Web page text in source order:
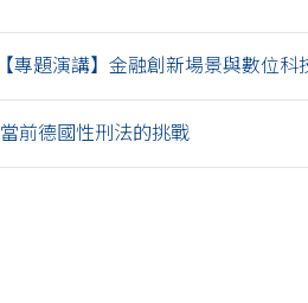
【專題演講】金融創新場景與數位科
當前德國性刑法的挑戰